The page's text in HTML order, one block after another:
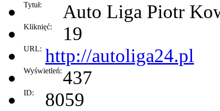
Tytuł: Auto Liga Piotr
Kliknięć: 19
URL: http://autoliga24.pl
Wyświetleń:437
ID: 8059